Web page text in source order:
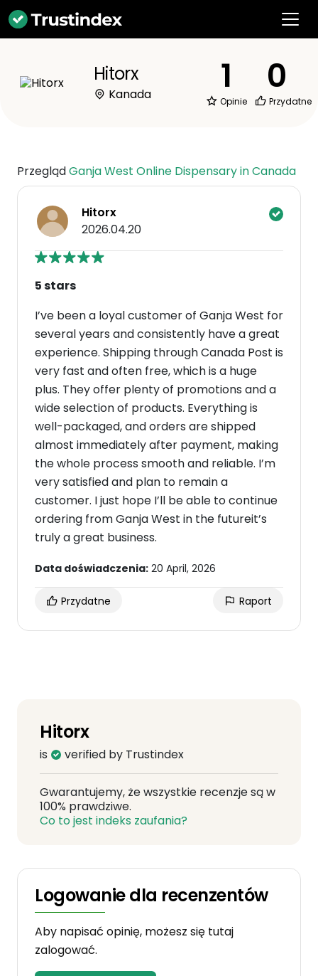
Hitorx
Kanada 1
Opinie
0
Przydatne
PrzeglądGanja West Online Dispensary in Canada
Hitorx
2026.04.20
5 stars
I’ve been a loyal customer of Ganja West for
several years and consistently have a great
experience. Shipping through Canada Post is
very fast and often free, which is a huge
plus. They offer plenty of promotions and a
wide selection of products. Everything is
well-packaged, and orders are shipped
almost immediately after payment, making
the whole process smooth and reliable. I’m
very satisfied and plan to remain a
customer. I just hope I’ll be able to continue
ordering from Ganja West in the futureit’s
truly a great business.
Data doświadczenia: 20 April, 2026
Przydatne Raport
Hitorx
is verified by Trustindex
Gwarantujemy, że wszystkie recenzje są w
100% prawdziwe.
Co to jest indeks zaufania?
Logowanie dla recenzentów
Aby napisać opinię, możesz się tutaj
zalogować.